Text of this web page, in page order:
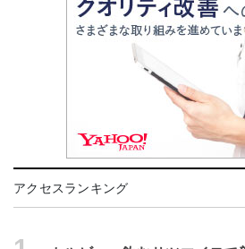
アクセスランキング